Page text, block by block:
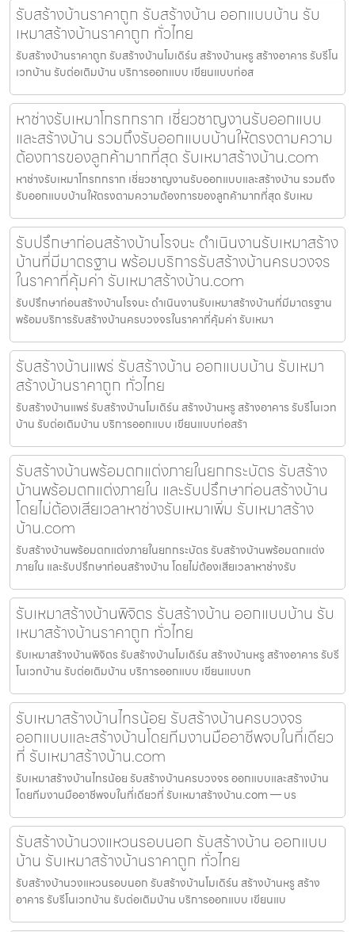
รับสร้างบ้านราคาถูก รับสร้างบ้าน ออกแบบบ้าน รับ
เหมาสร้างบ้านราคาถูก ทั่วไทย
รับสร้างบ้านราคาถูก รับสร้างบ้านโมเดิร์น สร้างบ้านหรู สร้างอาคาร รับรีโน
เวทบ้าน รับต่อเติมบ้าน บริการออกแบบ เขียนแบบก่อส
หาช่างรับเหมาโกรกกราก เชี่ยวชาญงานรับออกแบบ
และสร้างบ้าน รวมถึงรับออกแบบบ้านให้ตรงตามความ
ต้องการของลูกค้ามากที่สุด รับเหมาสร้างบ้าน.com
หาช่างรับเหมาโกรกกราก เชี่ยวชาญงานรับออกแบบและสร้างบ้าน รวมถึง
รับออกแบบบ้านให้ตรงตามความต้องการของลูกค้ามากที่สุด รับเหม
รับปรึกษาก่อนสร้างบ้านโรจนะ ดำเนินงานรับเหมาสร้าง
บ้านที่มีมาตรฐาน พร้อมบริการรับสร้างบ้านครบวงจร
ในราคาที่คุ้มค่า รับเหมาสร้างบ้าน.com
รับปรึกษาก่อนสร้างบ้านโรจนะ ดำเนินงานรับเหมาสร้างบ้านที่มีมาตรฐาน
พร้อมบริการรับสร้างบ้านครบวงจรในราคาที่คุ้มค่า รับเหมา
รับสร้างบ้านแพร่ รับสร้างบ้าน ออกแบบบ้าน รับเหมา
สร้างบ้านราคาถูก ทั่วไทย
รับสร้างบ้านแพร่ รับสร้างบ้านโมเดิร์น สร้างบ้านหรู สร้างอาคาร รับรีโนเวท
บ้าน รับต่อเติมบ้าน บริการออกแบบ เขียนแบบก่อสร้า
รับสร้างบ้านพร้อมตกแต่งภายในยกกระบัตร รับสร้าง
บ้านพร้อมตกแต่งภายใน และรับปรึกษาก่อนสร้างบ้าน
โดยไม่ต้องเสียเวลาหาช่างรับเหมาเพิ่ม รับเหมาสร้าง
บ้าน.com
รับสร้างบ้านพร้อมตกแต่งภายในยกกระบัตร รับสร้างบ้านพร้อมตกแต่ง
ภายใน และรับปรึกษาก่อนสร้างบ้าน โดยไม่ต้องเสียเวลาหาช่างรับ
รับเหมาสร้างบ้านพิจิตร รับสร้างบ้าน ออกแบบบ้าน รับ
เหมาสร้างบ้านราคาถูก ทั่วไทย
รับเหมาสร้างบ้านพิจิตร รับสร้างบ้านโมเดิร์น สร้างบ้านหรู สร้างอาคาร รับรี
โนเวทบ้าน รับต่อเติมบ้าน บริการออกแบบ เขียนแบบก
รับเหมาสร้างบ้านไทรน้อย รับสร้างบ้านครบวงจร
ออกแบบและสร้างบ้านโดยทีมงานมืออาชีพจบในที่เดียว
ที่ รับเหมาสร้างบ้าน.com
รับเหมาสร้างบ้านไทรน้อย รับสร้างบ้านครบวงจร ออกแบบและสร้างบ้าน
โดยทีมงานมืออาชีพจบในที่เดียวที่ รับเหมาสร้างบ้าน.com — บร
รับสร้างบ้านวงแหวนรอบนอก รับสร้างบ้าน ออกแบบ
บ้าน รับเหมาสร้างบ้านราคาถูก ทั่วไทย
รับสร้างบ้านวงแหวนรอบนอก รับสร้างบ้านโมเดิร์น สร้างบ้านหรู สร้าง
อาคาร รับรีโนเวทบ้าน รับต่อเติมบ้าน บริการออกแบบ เขียนแบ